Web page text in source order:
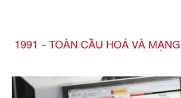
1991 – TOÀN CẦU HOÁ VÀ MẠNG